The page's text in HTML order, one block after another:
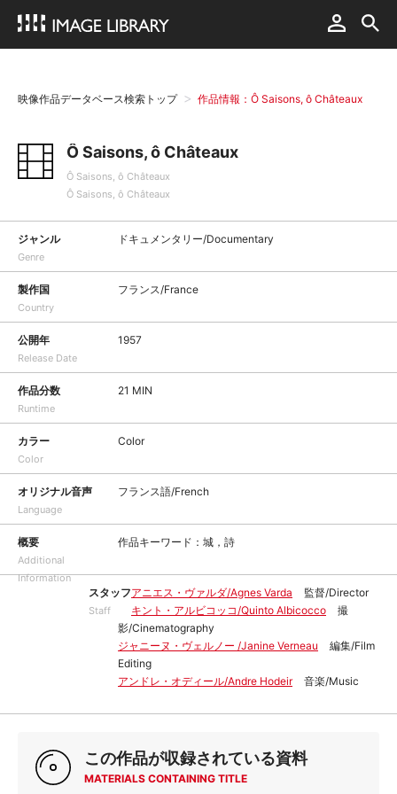
映像作品データベース検索トップ 作品情報：Ô Saisons, ô Châteaux
Ô Saisons, ô Châteaux
Ô Saisons, ô Châteaux
Ô Saisons, ô Châteaux
ジャンル
Genre
ドキュメンタリー/Documentary
製作国
Country
フランス/France
公開年
Release Date
1957
作品分数
Runtime
21 MIN
カラー
Color
Color
オリジナル音声
Language
フランス語/French
概要
Additional
Information
作品キーワード：城，詩
スタッフ
Staff
アニエス・ヴァルダ/Agnes Varda
監督/Director
キント・アルビコッコ/Quinto Albicocco
撮
影/Cinematography
ジャニーヌ・ヴェルノー /Janine Verneau
編集/Film
Editing
アンドレ・オディール/Andre Hodeir
音楽/Music
この作品が収録されている資料
MATERIALS CONTAINING TITLE